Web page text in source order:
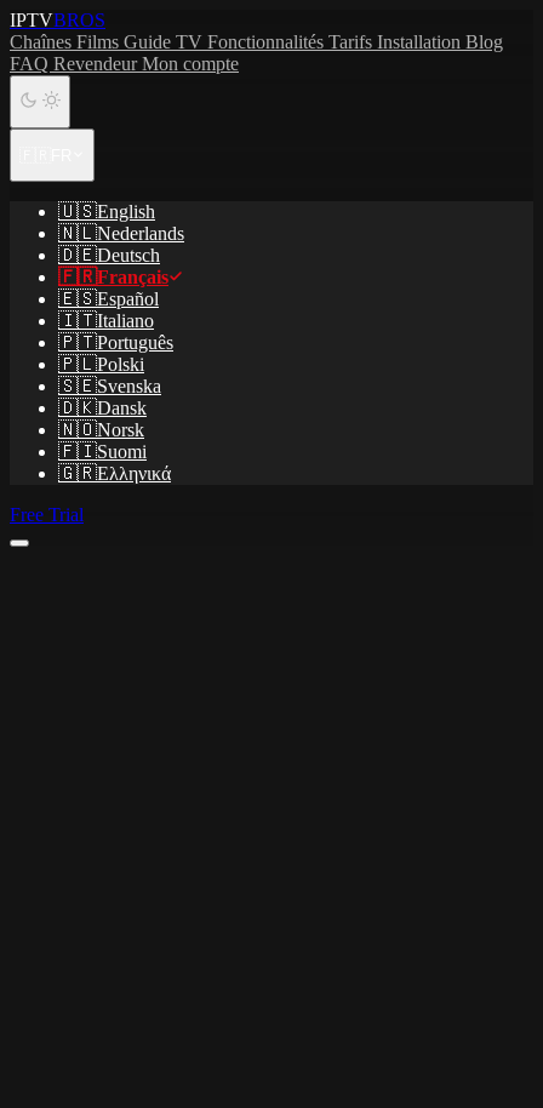
IPTVBROS
Chaînes Films Guide TV Fonctionnalités Tarifs Installation Blog
FAQ RevendeurMon compte
🇺🇸English
🇳🇱Nederlands
🇩🇪Deutsch
🇫🇷Français
🇪🇸Español
🇮🇹Italiano
🇵🇹Português
🇵🇱Polski
🇸🇪Svenska
🇩🇰Dansk
🇳🇴Norsk
🇫🇮Suomi
🇬🇷Ελληνικά
Free Trial